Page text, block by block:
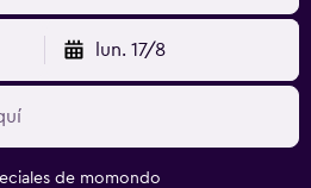
lun. 17/8
de momondo